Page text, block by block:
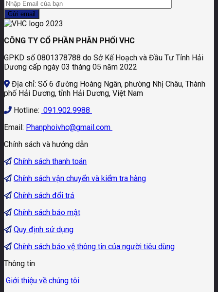
CÔNG TY CỔ PHẦN PHÂN PHỐI VHC
GPKD số 0801378788 do Sở Kế Hoạch và Đầu Tư Tỉnh Hải
Dương cấp ngày 03 tháng 05 năm 2022
Địa chỉ: Số 6 đường Hoàng Ngân, phường Nhị Châu, Thành
phố Hải Dương, tỉnh Hải Dương, Việt Nam
Hotline: 091.902.9988
Email: Phanphoivhc@gmail.com
Chính sách và hướng dẫn
Chính sách thanh toán
Chính sách vận chuyển và kiểm tra hàng
Chính sách đổi trả
Chính sách bảo mật
Quy định sử dụng
Chính sách bảo vệ thông tin của người tiêu dùng
Thông tin
Giới thiệu về chúng tôi